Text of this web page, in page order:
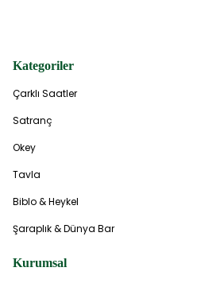
Kategoriler
Çarklı Saatler
Satranç
Okey
Tavla
Biblo & Heykel
Şaraplık & Dünya Bar
Kurumsal